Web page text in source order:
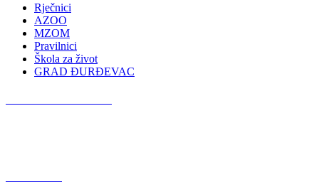
Rječnici
AZOO
MZOM
Pravilnici
Škola za život
GRAD ĐURĐEVAC